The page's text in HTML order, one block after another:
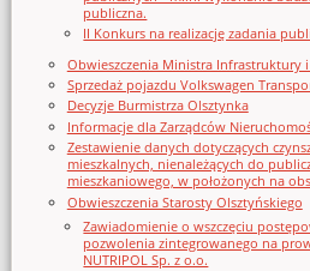
publiczna.
II Konkurs na realizację zadania
Obwieszczenia Ministra Infrastruktury
Sprzedaż pojazdu Volkswagen
Decyzje Burmistrza Olsztynka
Informacje dla Zarządców
Zestawienie danych dotyczących
mieszkalnych, nienależących do
mieszkaniowego, w położonych na
Obwieszczenia Starosty Olsztyńskiego
Zawiadomienie o wszczęciu
pozwolenia zintegrowanego na
NUTRIPOL Sp. z o.o.